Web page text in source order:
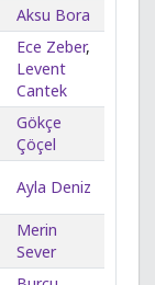
Aksu Bora
Ece Zeber,
Levent
Cantek
Gökçe
Çöçel
Ayla Deniz
Merin
Sever